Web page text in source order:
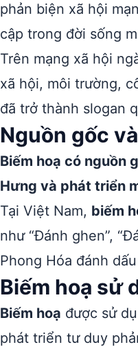
phản biện xã hội
cập trong đời sống
Trên mạng xã hội
xã hội, môi trường,
đã trở thành slogan
Nguồn gốc
Biếm hoạ có nguồn
Hưng và phát triển
Tại Việt Nam, biếm
như “Đánh ghen”,
Phong Hóa đánh
Biếm hoạ sử
Biếm hoạ được sử
phát triển tư duy